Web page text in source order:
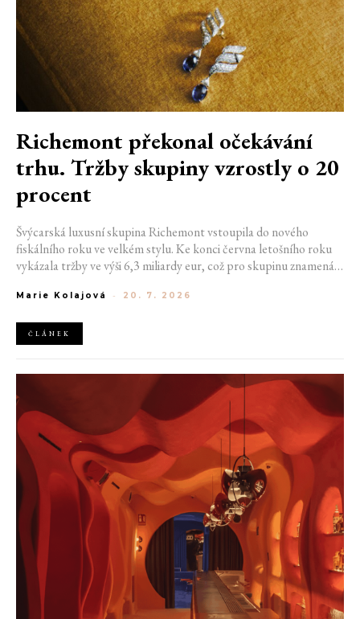
Richemont překonal očekávání
trhu. Tržby skupiny vzrostly o 20
procent
Švýcarská luxusní skupina Richemont vstoupila do nového
fiskálního roku ve velkém stylu. Ke konci června letošního roku
vykázala tržby ve výši 6,3 miliardy eur, což pro skupinu znamená
luxusním zůstává i přes přetrvávající ekonomickou nejistotu
Marie Kolajová - 20. 7. 2026
ČLÁNEK